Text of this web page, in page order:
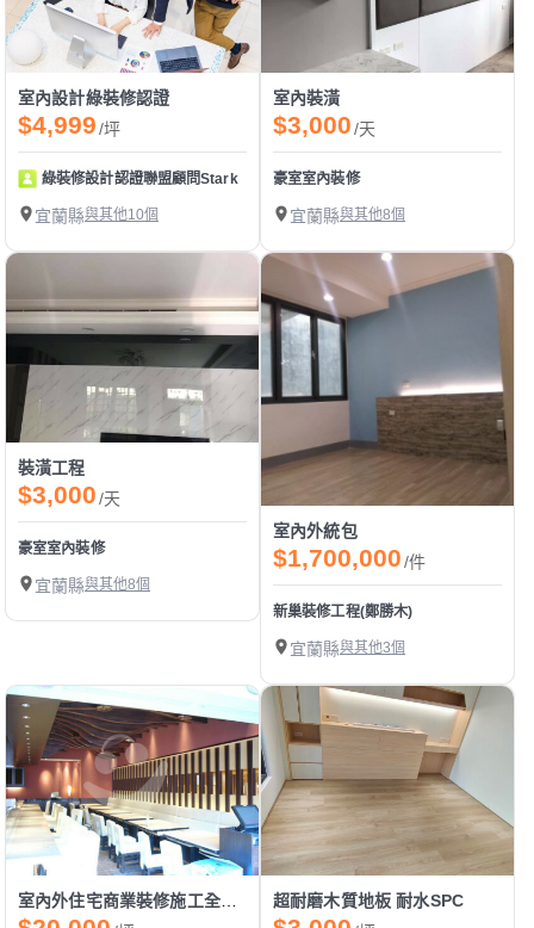
室內設計綠裝修認證
$4,999/坪
綠裝修設計認證聯盟顧問Stark
宜蘭縣與其他10個
室內裝潢
$3,000/天
豪室室內裝修
宜蘭縣與其他8個
裝潢工程
$3,000/天
豪室室內裝修
宜蘭縣與其他8個
室內外統包
$1,700,000/件
新巢裝修工程(鄭勝木)
宜蘭縣與其他3個
室內外住宅商業裝修施工全工程作業 超耐磨木質地板 耐水SPC